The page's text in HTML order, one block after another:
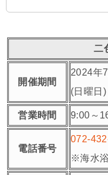
二
開催期間
2024年
(日曜日)
営業時間 9:00～
電話番号
072-
※海水